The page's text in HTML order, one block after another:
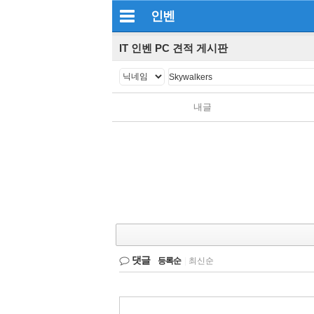
인벤
IT 인벤 PC 견적 게시판
내글
댓글 등록순 최신순